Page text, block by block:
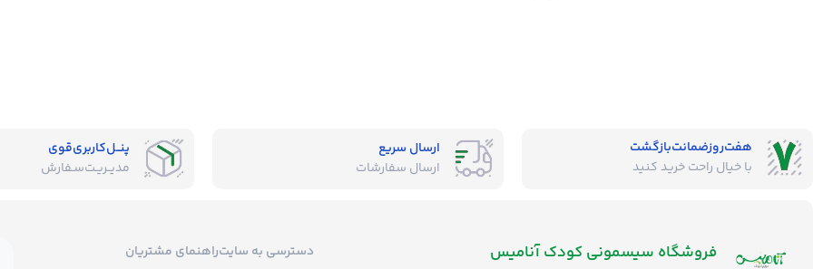
هفت‌روز‌ضمانت‌بازگشت
با خیال راحت خرید کنید
ارسال سریع
ارسال سفارشات
پنــل‌کاربری‌قوی
مدیــریـت‌سـفارش
فروشگاه‌ سیسمونی کودک آنامیس دسترسی به سایتراهنمای مشتریان